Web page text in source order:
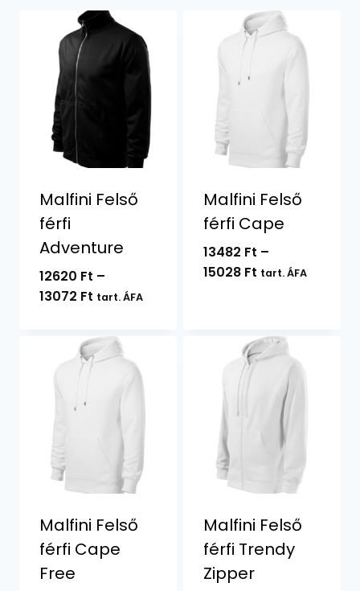
Malfini Felső
férfi
Adventure
12620 Ft –
13072 FtÁrtartomány:
-
13072 Ft
tart. ÁFA
Malfini Felső
férfi Cape
13482 Ft –
15028 FtÁrtartomány:
15028 Ft
tart. ÁFA
Malfini Felső
férfi Cape
Free
Malfini Felső
férfi Trendy
Zipper